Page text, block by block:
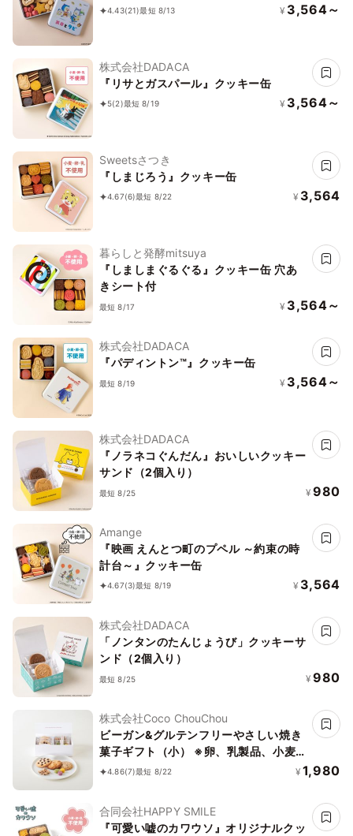
4.43(21)最短 8/13 ¥ 3,564～
株式会社DADACA
『リサとガスパール』クッキー缶
5(2)最短 8/19 ¥ 3,564～
Sweetsさつき
『しまじろう』クッキー缶
4.67(6)最短 8/22 ¥ 3,564
暮らしと発酵mitsuya
『しましまぐるぐる』クッキー缶 穴あ
きシート付
最短 8/17 ¥ 3,564～
株式会社DADACA
『パディントン™』クッキー缶
最短 8/19 ¥ 3,564～
株式会社DADACA
『ノラネコぐんだん』おいしいクッキー
サンド（2個入り）
最短 8/25 ¥ 980
Amange
『映画 えんとつ町のプペル ～約束の時
計台～』クッキー缶
4.67(3)最短 8/19 ¥ 3,564
株式会社DADACA
「ノンタンのたんじょうび」クッキーサ
ンド（2個入り）
最短 8/25 ¥ 980
株式会社Coco ChouChou
ビーガン&グルテンフリーやさしい焼き
菓子ギフト（小） ※卵、乳製品、小麦
粉、白砂糖不使用 《ヴィーガンスイー
4.86(7)最短 8/22 ¥ 1,980
合同会社HAPPY SMILE
『可愛い嘘のカワウソ』オリジナルクッ